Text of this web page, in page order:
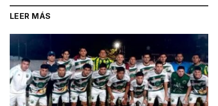
LEER MÁS